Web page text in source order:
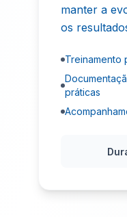
manter a
os
Treinamento
práticas